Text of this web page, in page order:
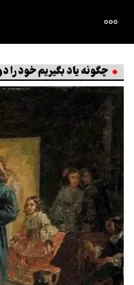
چگونه یاد بگیریم خود